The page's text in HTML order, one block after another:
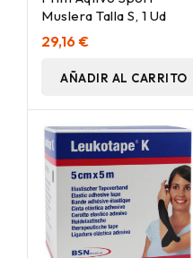
Muslera Talla S, 1 Ud
29,16 €
AÑADIR AL CARRITO